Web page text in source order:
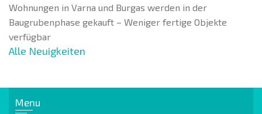
Wohnungen in Varna und Burgas werden in der
Baugrubenphase gekauft – Weniger fertige Objekte
verfügbar
Alle Neuigkeiten
Menu